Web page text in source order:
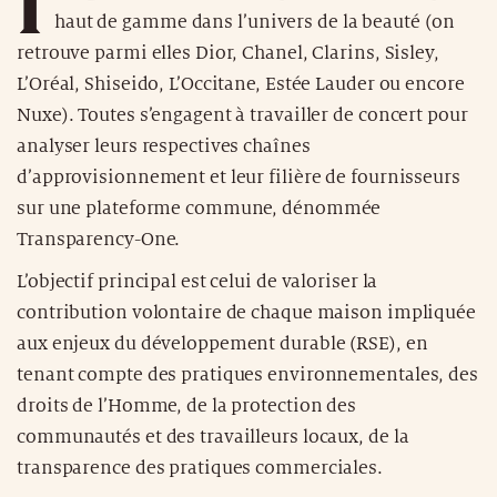
haut de gamme dans l’univers de la beauté (on
retrouve parmi elles Dior, Chanel, Clarins, Sisley,
L’Oréal, Shiseido, L’Occitane, Estée Lauder ou encore
Nuxe). Toutes s’engagent à travailler de concert pour
analyser leurs respectives chaînes
d’approvisionnement et leur filière de fournisseurs
sur une plateforme commune, dénommée
Transparency-One.
L’objectif principal est celui de valoriser la
contribution volontaire de chaque maison impliquée
aux enjeux du développement durable (RSE), en
tenant compte des pratiques environnementales, des
droits de l’Homme, de la protection des
communautés et des travailleurs locaux, de la
transparence des pratiques commerciales.